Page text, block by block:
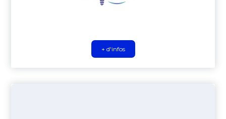
+ d'infos